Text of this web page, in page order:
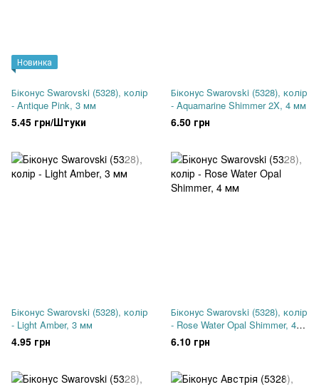
Новинка
Біконус Swarovski (5328), колір
- Antique Pink, 3 мм
5.45 грн/Штуки
Біконус Swarovski (5328), колір
- Aquamarine Shimmer 2X, 4 мм
6.50 грн
Біконус Swarovski (5328), колір
- Light Amber, 3 мм
4.95 грн
Біконус Swarovski (5328), колір
- Rose Water Opal Shimmer, 4
мм
6.10 грн